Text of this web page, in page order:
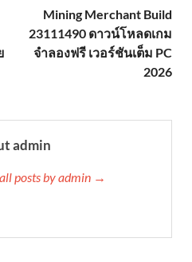
Mining Merchant Build
23111490 ดาวน์โหลดเกม
จำลองฟรี เวอร์ชันเต็ม PC
2026
admin
posts by admin →